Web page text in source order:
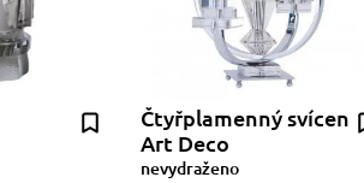
Čtyřplamenný svícen
Art Deco
nevydraženo